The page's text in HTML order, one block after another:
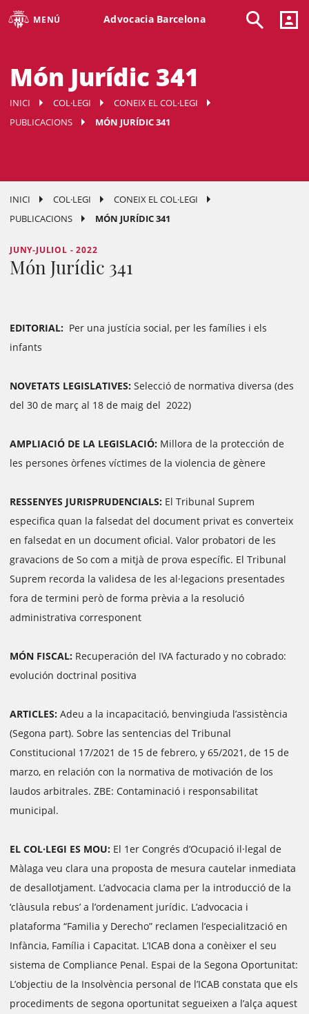
MENÚ Advocacia Barcelona
Món Jurídic 341
INICI COL·LEGI
CONEIX EL COL·LEGI
PUBLICACIONS
MÓN JURÍDIC 341
INICI COL·LEGI
CONEIX EL COL·LEGI
PUBLICACIONS
MÓN JURÍDIC 341
JUNY-JULIOL - 2022
Món Jurídic 341
EDITORIAL: Per una justícia social, per les famílies i els
infants
NOVETATS LEGISLATIVES: Selecció de normativa diversa (des
del 30 de març al 18 de maig del 2022)
AMPLIACIÓ DE LA LEGISLACIÓ: Millora de la protección de
les persones òrfenes víctimes de la violencia de gènere
RESSENYES JURISPRUDENCIALS: El Tribunal Suprem
especifica quan la falsedat del document privat es converteix
en falsedat en un document oficial. Valor probatori de les
gravacions de So com a mitjà de prova específic. El Tribunal
Suprem recorda la validesa de les al·legacions presentades
fora de termini però de forma prèvia a la resolució
administrativa corresponent
MÓN FISCAL: Recuperación del IVA facturado y no cobrado:
evolución doctrinal positiva
ARTICLES: Adeu a la incapacitació, benvingiuda l’assistència
(Segona part). Sobre las sentencias del Tribunal
Constitucional 17/2021 de 15 de febrero, y 65/2021, de 15 de
marzo, en relación con la normativa de motivación de los
laudos arbitrales. ZBE: Contaminació i responsabilitat
municipal.
EL COL·LEGI ES MOU: El 1er Congrés d’Ocupació il·legal de
Màlaga veu clara una proposta de mesura cautelar inmediata
de desallotjament. L’advocacia clama per la introducció de la
‘clàusula rebus’ a l’ordenament jurídic. L’advocacia i
plataforma “Familia y Derecho” reclamen l’especialització en
Infància, Família i Capacitat. L’ICAB dona a conèixer el seu
sistema de Compliance Penal. Espai de la Segona Oportunitat:
L’objectiu de la Insolvència personal de l’ICAB constata que els
procediments de segona oportunitat segueixen a l’alça aquest